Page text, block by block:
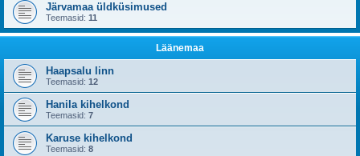
Järvamaa üldküsimused
Teemasid: 11
Läänemaa
Haapsalu linn
Teemasid: 12
Hanila kihelkond
Teemasid: 7
Karuse kihelkond
Teemasid: 8